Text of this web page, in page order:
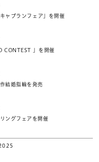
ャプランフェア」を開催
CONTEST 」を開催
結婚指輪を発売
ングフェアを開催